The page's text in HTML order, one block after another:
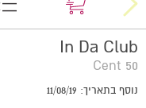
In Da Club
50 Cent
נוסף בתאריך: 11/08/19